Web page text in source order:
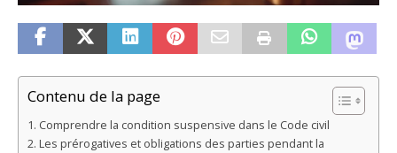
Contenu de la page
Comprendre la condition suspensive dans le Code civil
Les prérogatives et obligations des parties pendant la